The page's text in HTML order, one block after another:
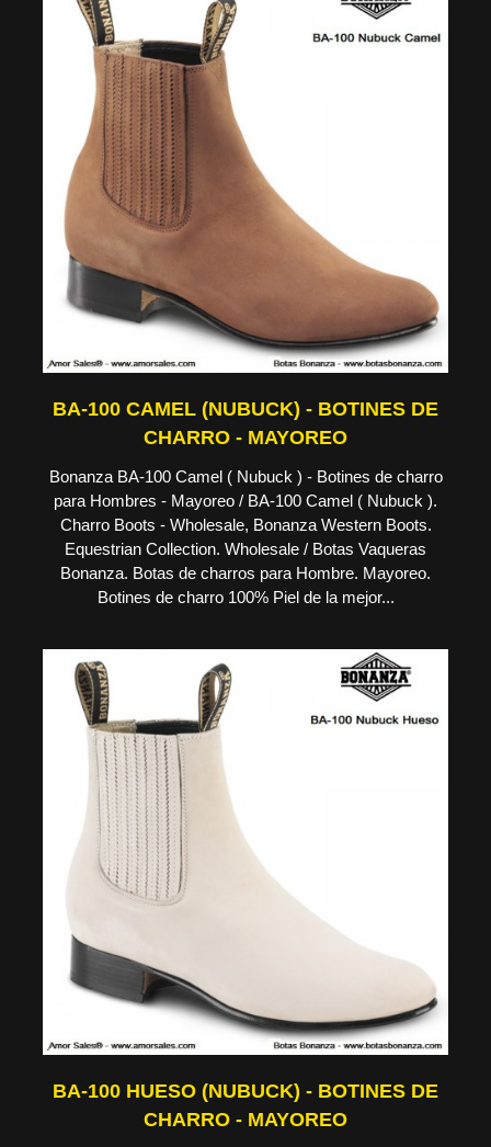
BA-100 CAMEL (NUBUCK) - BOTINES DE
CHARRO - MAYOREO
Bonanza BA-100 Camel ( Nubuck ) - Botines de charro
para Hombres - Mayoreo / BA-100 Camel ( Nubuck ).
Charro Boots - Wholesale, Bonanza Western Boots.
Equestrian Collection. Wholesale / Botas Vaqueras
Bonanza. Botas de charros para Hombre. Mayoreo.
Botines de charro 100% Piel de la mejor...
BA-100 HUESO (NUBUCK) - BOTINES DE
CHARRO - MAYOREO